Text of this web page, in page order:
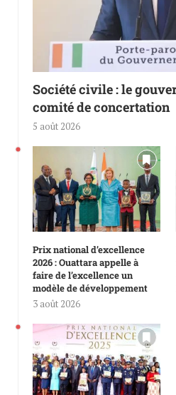
Société civile : le
comité de concertation
5 août 2026
Prix national d’excellence
2026 : Ouattara appelle à
faire de l’excellence un
modèle de développement
3 août 2026